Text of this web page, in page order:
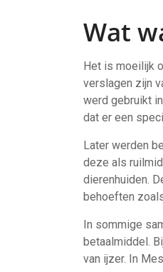
Wat
Het is moeilijk
verslagen zijn
werd gebruikt
dat er een
Later werden
deze als
dierenhuiden.
behoeften
In sommige
betaalmiddel.
van ijzer. In